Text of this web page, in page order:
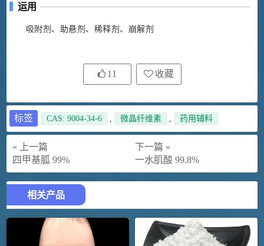
运用
吸附剂、助悬剂、稀释剂、崩解剂
11 收藏
标签 CAS: 9004-34-6 , 微晶纤维素 , 药用辅料
« 上一篇
四甲基胍 99%
下一篇 »
一水肌酸 99.8%
相关产品